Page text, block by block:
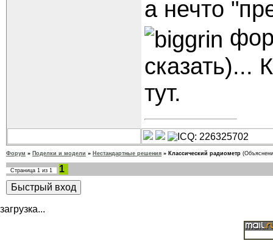
а нечто
сказать)...
тут.
Форум » Поделки и модели » Нестандартные решения » Классический радиометр
Страница 1 из 1 1
загрузка...